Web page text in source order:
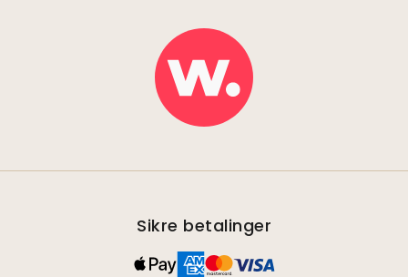
Sikre betalinger